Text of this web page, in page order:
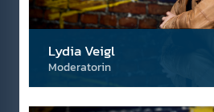
Lydia Veigl
Moderatorin